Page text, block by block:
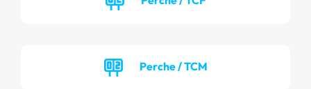
Perche / TCM